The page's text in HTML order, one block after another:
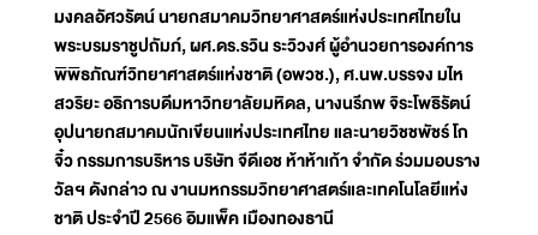
มงคลอัศวรัตน์ นายกสมาคมวิทยาศาสตร์แห่งประเทศไทยใน
พระบรมราชูปถัมภ์, ผศ.ดร.รวิน ระวิวงศ์ ผู้อำนวยการองค์การ
พิพิธภัณฑ์วิทยาศาสตร์แห่งชาติ (อพวช.), ศ.นพ.บรรจง มไห
สวริยะ อธิการบดีมหาวิทยาลัยมหิดล, นางนรีภพ จิระโพธิรัตน์
อุปนายกสมาคมนักเขียนแห่งประเทศไทย และนายวิชชพัชร์ โก
จิ๋ว กรรมการบริหาร บริษัท จีดีเอช ห้าห้าเก้า จำกัด ร่วมมอบราง
วัลฯ ดังกล่าว ณ งานมหกรรมวิทยาศาสตร์และเทคโนโลยีแห่ง
ชาติ ประจำปี 2566 อิมแพ็ค เมืองทองธานี